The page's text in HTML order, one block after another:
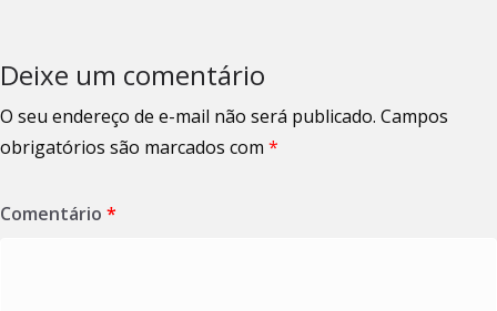
Deixe um comentário
O seu endereço de e-mail não será publicado. Campos
obrigatórios são marcados com *
Comentário *